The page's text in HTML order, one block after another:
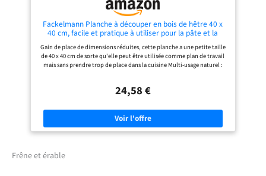
Fackelmann Planche à découper en bois de hêtre 40 x
40 cm, facile et pratique à utiliser pour la pâte et la
préparation de pâtes fraîches, taille unique, avec
rehaussements d'appo
Gain de place de dimensions réduites, cette planche a une petite taille
de 40 x 40 cm de sorte qu'elle peut être utilisée comme plan de travail
mais sans prendre trop de place dans la cuisine Multi-usage naturel :
travail Matériau : bois de hêtre Dimensions : 40 x 40 cm environ
24,58 €
Frêne et érable